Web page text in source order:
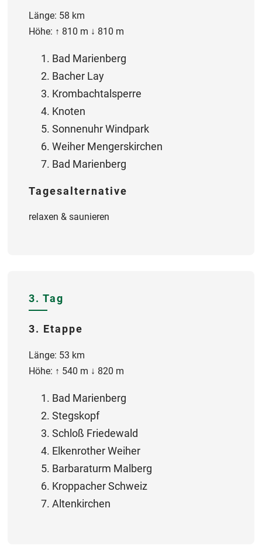
Länge: 58 km
Höhe: ↑ 810 m ↓ 810 m
Bad Marienberg
Bacher Lay
Krombachtalsperre
Knoten
Sonnenuhr Windpark
Weiher Mengerskirchen
Bad Marienberg
Tagesalternative
relaxen & saunieren
3. Tag
3. Etappe
Länge: 53 km
Höhe: ↑ 540 m ↓ 820 m
Bad Marienberg
Stegskopf
Schloß Friedewald
Elkenrother Weiher
Barbaraturm Malberg
Kroppacher Schweiz
Altenkirchen